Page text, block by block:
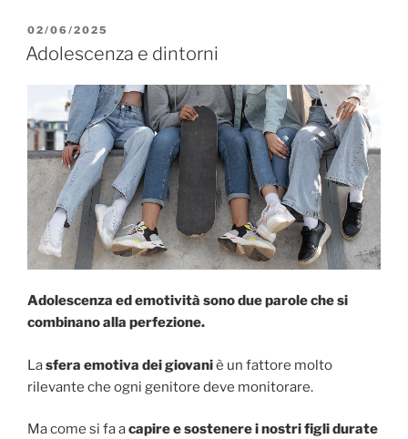
c
e
b
o
o
k
ai
l
di
vi
di
PUBBLICATO
IL
02/06/2025
Adolescenza e dintorni
Adolescenza ed emotività sono due parole che si
combinano alla perfezione.
Lasfera emotiva dei giovaniè un fattore molto
rilevante che ogni genitore deve monitorare.
Ma come si fa acapire e sostenere i nostri figli durate